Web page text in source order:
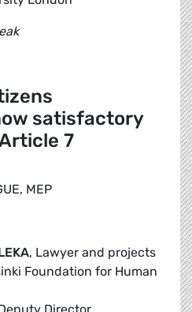
satisfactory
7
MEP
, Lawyer and projects
Foundation for Human